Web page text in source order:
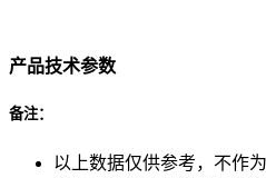
产品技术参数
备注：
以上数据仅供参考，不作